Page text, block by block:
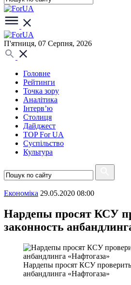
П'ятниця, 07 Серпня, 2026
Головне
Рейтинги
Точка зору
Аналітика
Інтерв’ю
Столиця
Дайджест
TOP For UA
Суспiльство
Культура
Економіка 29.05.2020 08:00
Нардепы просят КСУ
законность
Нардепы просят КСУ проверить
анбандлинга «Нафтогаза»